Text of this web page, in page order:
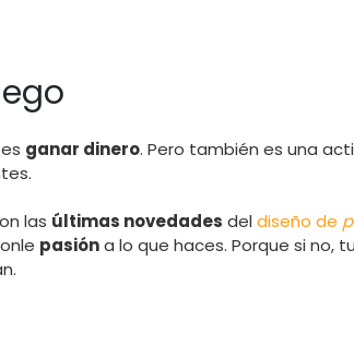
ganar dinero. Pero también es una
las últimas novedades del diseño de
pasióna lo que haces. Porque si no,